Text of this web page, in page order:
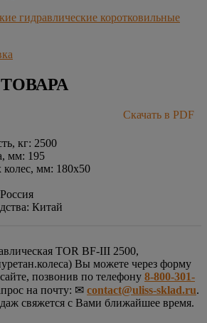
гидравлические коротковильные
Скачать в PDF
кг: 2500
мм: 195
мм: 180х50
Китай
TOR BF-III 2500,
Вы можете через форму
позвонив по телефону 8-800-301-
на почту: ✉ contact@uliss-sklad.ru.
свяжется с Вами ближайшее время.